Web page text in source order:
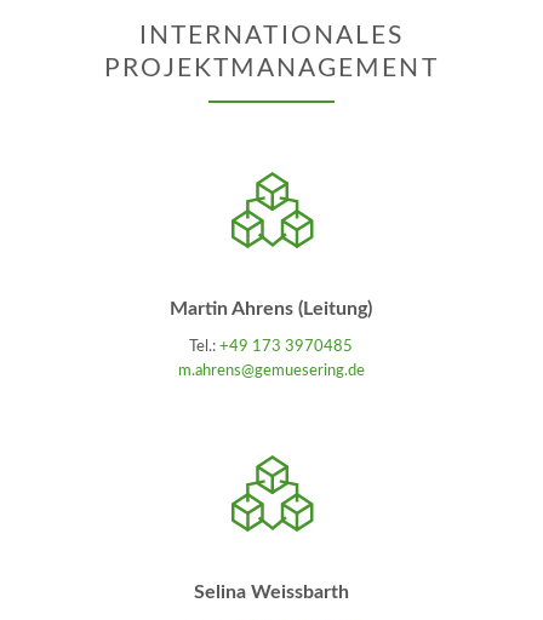
INTERNATIONALES
PROJEKTMANAGEMENT
Martin Ahrens (Leitung)
Tel.:+49 173 3970485
m.ahrens@gemuesering.de
Selina Weissbarth